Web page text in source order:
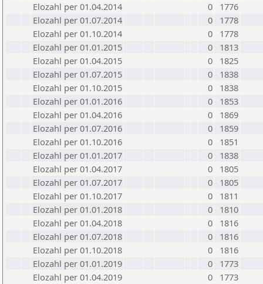
Elozahl per 01.04.2014
0
1776
Elozahl per 01.07.2014
0
1778
Elozahl per 01.10.2014
0
1778
Elozahl per 01.01.2015
0
1813
Elozahl per 01.04.2015
0
1825
Elozahl per 01.07.2015
0
1838
Elozahl per 01.10.2015
0
1838
Elozahl per 01.01.2016
0
1853
Elozahl per 01.04.2016
0
1869
Elozahl per 01.07.2016
0
1859
Elozahl per 01.10.2016
0
1851
Elozahl per 01.01.2017
0
1838
Elozahl per 01.04.2017
0
1805
Elozahl per 01.07.2017
0
1805
Elozahl per 01.10.2017
0
1811
Elozahl per 01.01.2018
0
1810
Elozahl per 01.04.2018
0
1816
Elozahl per 01.07.2018
0
1816
Elozahl per 01.10.2018
0
1816
Elozahl per 01.01.2019
0
1773
Elozahl per 01.04.2019
0
1773